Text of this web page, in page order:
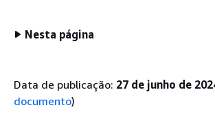
Nesta página
Data de publicação: 27 de junho de
documento)